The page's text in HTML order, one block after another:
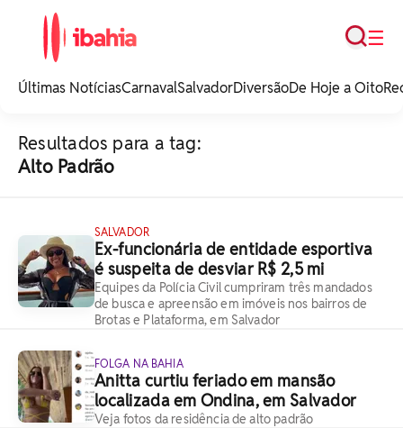
noticias e
☰
Busca
Últimas NotíciasCarnavalSalvadorDiversãoDe Hoje a Oito
Resultados para a tag:
Alto Padrão
SALVADOR
Ex-funcionária de entidade esportiva
é suspeita de desviar R$ 2,5 mi
Equipes da Polícia Civil cumpriram três mandados
de busca e apreensão em imóveis nos bairros de
Brotas e Plataforma, em Salvador
FOLGA NA BAHIA
Anitta curtiu feriado em mansão
localizada em Ondina, em Salvador
Veja fotos da residência de alto padrão